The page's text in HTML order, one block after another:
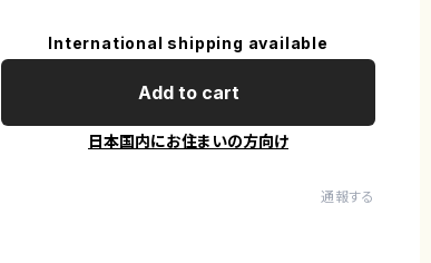
International shipping available
Add to cart
日本国内にお住まいの方向け
通報する